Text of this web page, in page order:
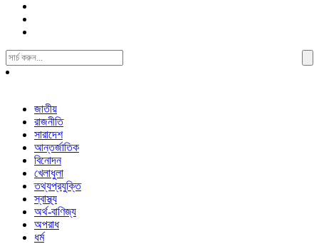
Search
For:
জাতীয়
রাজনীতি
সারাদেশ
আন্তর্জাতিক
বিনোদন
খেলাধুলা
তথ্যপ্রযুক্তি
স্বাস্থ্য
অর্থ-বাণিজ্য
অপরাধ
ধর্ম